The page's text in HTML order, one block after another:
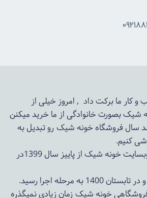
کار ما برکت داد , امروز خیلی از
شیک بصورت خانوادگی از ما خرید میکنن
سال فروشگاهخونه شیکرو تبدیل به
کنیم.
ایده طراحی و ساخت وبسایت خونه شیک از پاییز سال 1399در
مرحله اجرا رسید.
خونه شیکزمان زیادی نمیگذره